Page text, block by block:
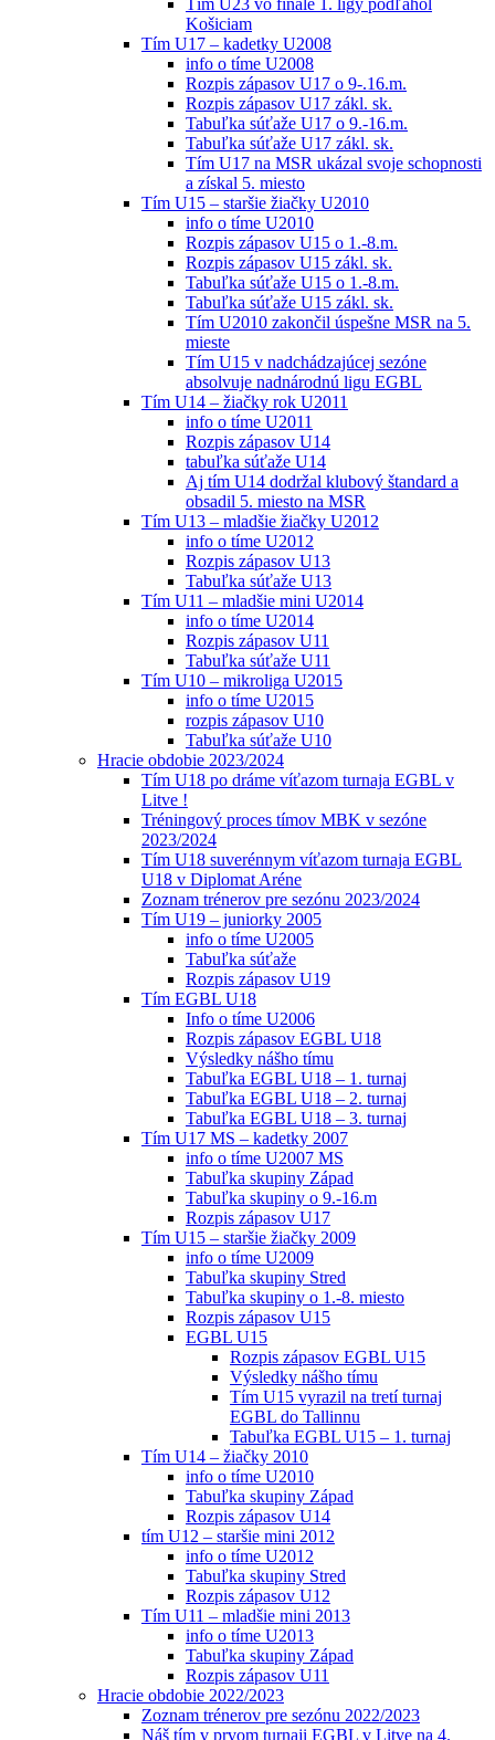
Košiciam
Tím U17 – kadetky U2008
info o tíme U2008
Rozpis zápasov U17 o 9-.16.m.
Rozpis zápasov U17 zákl. sk.
Tabuľka súťaže U17 o 9.-16.m.
Tabuľka súťaže U17 zákl. sk.
Tím U17 na MSR ukázal svoje schopnosti
a získal 5. miesto
Tím U15 – staršie žiačky U2010
info o tíme U2010
Rozpis zápasov U15 o 1.-8.m.
Rozpis zápasov U15 zákl. sk.
Tabuľka súťaže U15 o 1.-8.m.
Tabuľka súťaže U15 zákl. sk.
Tím U2010 zakončil úspešne MSR na 5.
mieste
Tím U15 v nadchádzajúcej sezóne
absolvuje nadnárodnú ligu EGBL
Tím U14 – žiačky rok U2011
info o tíme U2011
Rozpis zápasov U14
tabuľka súťaže U14
Aj tím U14 dodržal klubový štandard a
obsadil 5. miesto na MSR
Tím U13 – mladšie žiačky U2012
info o tíme U2012
Rozpis zápasov U13
Tabuľka súťaže U13
Tím U11 – mladšie mini U2014
info o tíme U2014
Rozpis zápasov U11
Tabuľka súťaže U11
Tím U10 – mikroliga U2015
info o tíme U2015
rozpis zápasov U10
Tabuľka súťaže U10
Hracie obdobie 2023/2024
Tím U18 po dráme víťazom turnaja EGBL v
Litve !
Tréningový proces tímov MBK v sezóne
2023/2024
Tím U18 suverénnym víťazom turnaja EGBL
U18 v Diplomat Aréne
Zoznam trénerov pre sezónu 2023/2024
Tím U19 – juniorky 2005
info o tíme U2005
Tabuľka súťaže
Rozpis zápasov U19
Tím EGBL U18
Info o tíme U2006
Rozpis zápasov EGBL U18
Výsledky nášho tímu
Tabuľka EGBL U18 – 1. turnaj
Tabuľka EGBL U18 – 2. turnaj
Tabuľka EGBL U18 – 3. turnaj
Tím U17 MS – kadetky 2007
info o tíme U2007 MS
Tabuľka skupiny Západ
Tabuľka skupiny o 9.-16.m
Rozpis zápasov U17
Tím U15 – staršie žiačky 2009
info o tíme U2009
Tabuľka skupiny Stred
Tabuľka skupiny o 1.-8. miesto
Rozpis zápasov U15
EGBL U15
Rozpis zápasov EGBL U15
Výsledky nášho tímu
Tím U15 vyrazil na tretí turnaj
EGBL do Tallinnu
Tabuľka EGBL U15 – 1. turnaj
Tím U14 – žiačky 2010
info o tíme U2010
Tabuľka skupiny Západ
Rozpis zápasov U14
tím U12 – staršie mini 2012
info o tíme U2012
Tabuľka skupiny Stred
Rozpis zápasov U12
Tím U11 – mladšie mini 2013
info o tíme U2013
Tabuľka skupiny Západ
Rozpis zápasov U11
Hracie obdobie 2022/2023
Zoznam trénerov pre sezónu 2022/2023
Náš tím v prvom turnaji EGBL v Litve na 4.